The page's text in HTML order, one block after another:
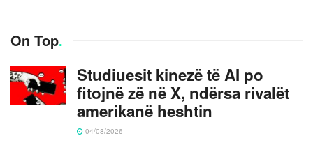
On Top.
Studiuesit kinezë të AI po
fitojnë zë në X, ndërsa rivalët
amerikanë heshtin
04/08/2026